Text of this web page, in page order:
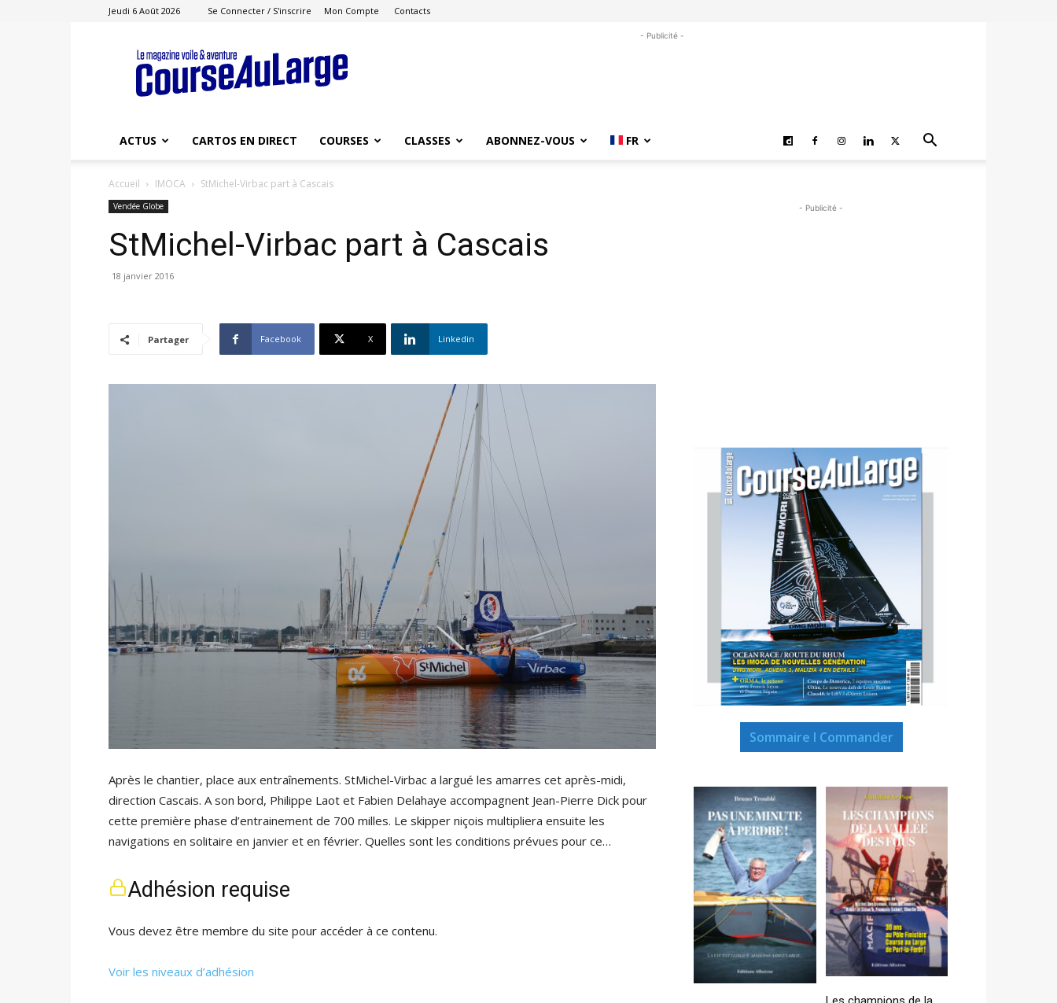
Jeudi 6 Août 2026 Se Connecter / S'inscrire Mon Compte Contacts
Course
au
Large
- Publicité -
ACTUS CARTOS EN DIRECT COURSES CLASSES ABONNEZ-VOUS FR
Accueil IMOCA StMichel-Virbac part à Cascais
Vendée Globe
StMichel-Virbac part à Cascais
18 janvier 2016
Partager Facebook X Linkedin
Après le chantier, place aux entraînements. StMichel-Virbac a largué les amarres cet après-midi,
direction Cascais. A son bord, Philippe Laot et Fabien Delahaye accompagnent Jean-Pierre Dick pour
cette première phase d’entrainement de 700 milles. Le skipper niçois multipliera ensuite les
navigations en solitaire en janvier et en février. Quelles sont les conditions prévues pour ce…
Adhésion requise
Vous devez être membre du site pour accéder à ce contenu.
Voir les niveaux d’adhésion
- Publicité -
Sommaire I Commander